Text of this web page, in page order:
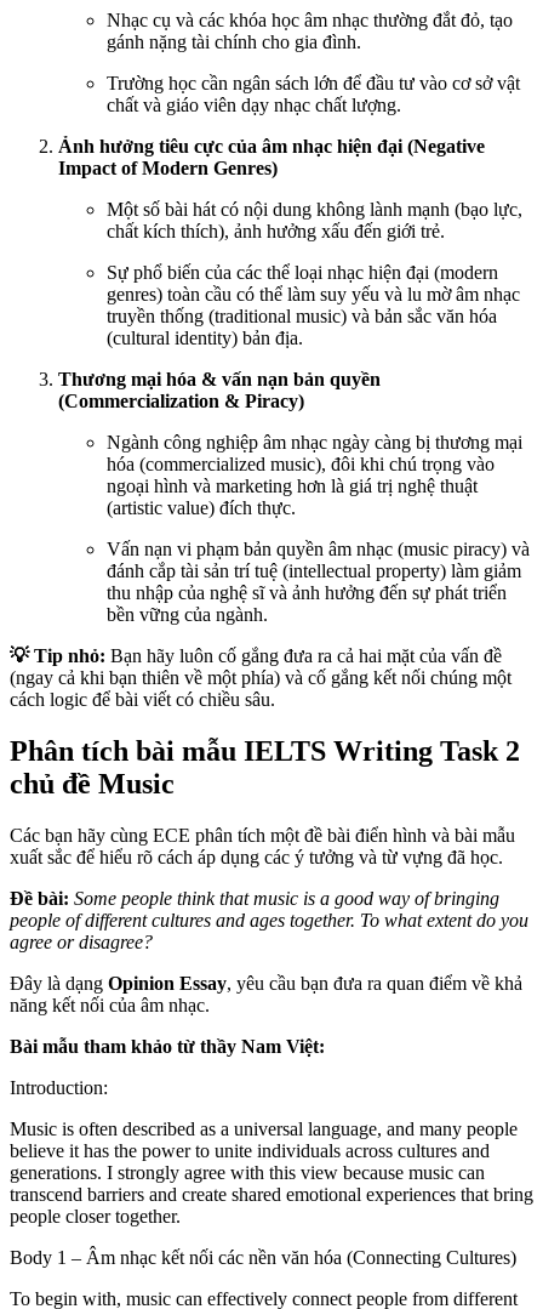
Nhạc cụ và các khóa học âm nhạc thường đắt đỏ, tạo
gánh nặng tài chính cho gia đình.
Trường học cần ngân sách lớn để đầu tư vào cơ sở vật
chất và giáo viên dạy nhạc chất lượng.
Ảnh hưởng tiêu cực của âm nhạc hiện đại (Negative
Impact of Modern Genres)
Một số bài hát có nội dung không lành mạnh (bạo lực,
chất kích thích), ảnh hưởng xấu đến giới trẻ.
Sự phổ biến của các thể loại nhạc hiện đại (modern
genres) toàn cầu có thể làm suy yếu và lu mờ âm nhạc
truyền thống (traditional music) và bản sắc văn hóa
(cultural identity) bản địa.
Thương mại hóa & vấn nạn bản quyền
(Commercialization & Piracy)
Ngành công nghiệp âm nhạc ngày càng bị thương mại
hóa (commercialized music), đôi khi chú trọng vào
ngoại hình và marketing hơn là giá trị nghệ thuật
(artistic value) đích thực.
Vấn nạn vi phạm bản quyền âm nhạc (music piracy) và
đánh cắp tài sản trí tuệ (intellectual property) làm giảm
thu nhập của nghệ sĩ và ảnh hưởng đến sự phát triển
bền vững của ngành.
💡 Tip nhỏ: Bạn hãy luôn cố gắng đưa ra cả hai mặt của vấn đề
(ngay cả khi bạn thiên về một phía) và cố gắng kết nối chúng một
cách logic để bài viết có chiều sâu.
Phân tích bài mẫu IELTS Writing Task 2
chủ đề Music
Các bạn hãy cùng ECE phân tích một đề bài điển hình và bài mẫu
xuất sắc để hiểu rõ cách áp dụng các ý tưởng và từ vựng đã học.
Đề bài: Some people think that music is a good way of bringing
people of different cultures and ages together. To what extent do you
agree or disagree?
Đây là dạng Opinion Essay, yêu cầu bạn đưa ra quan điểm về khả
năng kết nối của âm nhạc.
Bài mẫu tham khảo từ thầy Nam Việt:
Introduction:
Music is often described as a universal language, and many people
believe it has the power to unite individuals across cultures and
generations. I strongly agree with this view because music can
transcend barriers and create shared emotional experiences that bring
people closer together.
Body 1 – Âm nhạc kết nối các nền văn hóa (Connecting Cultures)
To begin with, music can effectively connect people from different